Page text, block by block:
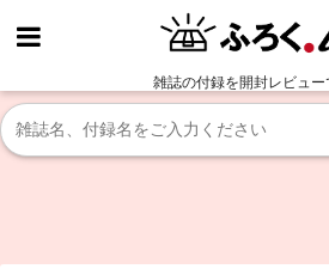
雑誌の付録を開封レビュー